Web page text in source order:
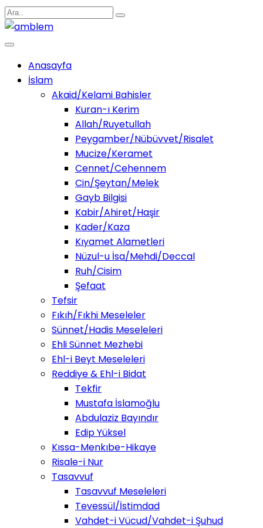
Anasayfa
İslam
Akaid/Kelami Bahisler
Kuran-ı Kerim
Allah/Ruyetullah
Peygamber/Nübüvvet/Risalet
Mucize/Keramet
Cennet/Cehennem
Cin/Şeytan/Melek
Gayb Bilgisi
Kabir/Ahiret/Haşir
Kader/Kaza
Kıyamet Alametleri
Nüzul-u İsa/Mehdi/Deccal
Ruh/Cisim
Şefaat
Tefsir
Fıkıh/Fıkhi Meseleler
Sünnet/Hadis Meseleleri
Ehli Sünnet Mezhebi
Ehl-i Beyt Meseleleri
Reddiye & Ehl-i Bidat
Tekfir
Mustafa İslamoğlu
Abdulaziz Bayındır
Edip Yüksel
Kıssa-Menkıbe-Hikaye
Risale-i Nur
Tasavvuf
Tasavvuf Meseleleri
Tevessül/İstimdad
Vahdet-i Vücud/Vahdet-i Şuhud